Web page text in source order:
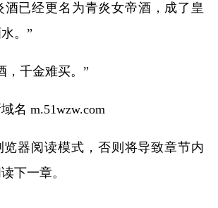
酒已经更名为青炎女帝酒，成了皇
。”
，千金难买。”
名 m.51wzw.com
览器阅读模式，否则将导致章节内
下一章。